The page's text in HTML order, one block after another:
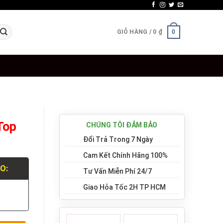
GIỎ HÀNG / 0 ₫ 0
CHÚNG TÔI ĐẢM BẢO
Đổi Trả Trong 7 Ngày
Cam Kết Chính Hãng 100%
Tư Vấn Miễn Phí 24/7
Giao Hỏa Tốc 2H TP HCM